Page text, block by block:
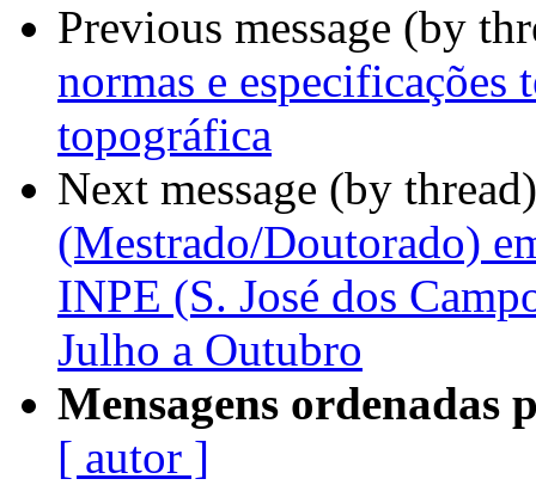
Previous message (by
normas e especificações
topográfica
Next message (by
(Mestrado/Doutorado)
INPE (S. José dos
Julho a Outubro
Mensagens ordenadas
[ autor ]